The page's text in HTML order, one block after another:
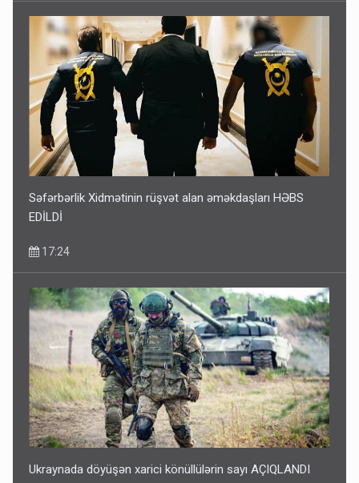
Səfərbərlik Xidmətinin rüşvət alan əməkdaşları HƏBS
EDİLDİ
17:24
Ukraynada döyüşən xarici könüllülərin sayı AÇIQLANDI